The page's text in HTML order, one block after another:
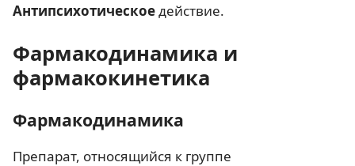
Антипсихотическоедействие.
Фармакодинамика и
фармакокинетика
Фармакодинамика
Препарат, относящийся к группе